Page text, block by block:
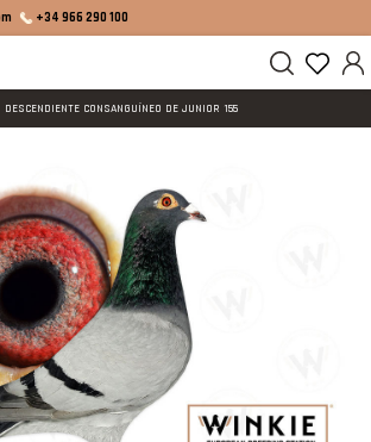
+34 966 290 100
DESCENDIENTE CONSANGUÍNEO DE JUNIOR 155